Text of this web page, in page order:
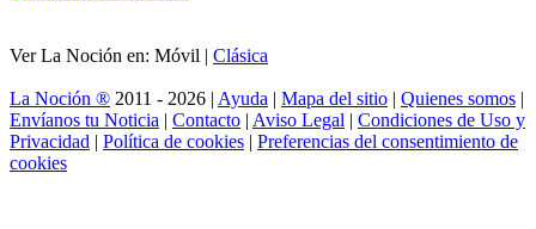
Ver La Noción en: Móvil | Clásica
La Noción ® 2011 - 2026 | Ayuda | Mapa del sitio | Quienes somos |
Envíanos tu Noticia | Contacto | Aviso Legal | Condiciones de Uso y
Privacidad | Política de cookies | Preferencias del consentimiento de
cookies